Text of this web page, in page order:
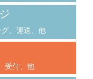
、運送、他
受付、他